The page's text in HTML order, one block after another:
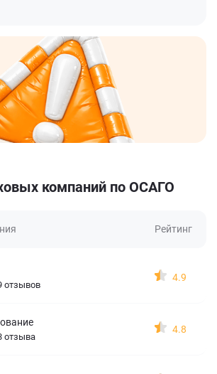
компаний по ОСАГО
Рейтинг
отзывов
4.9
отзыва
4.8